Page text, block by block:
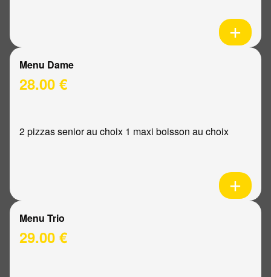
Menu Dame
28.00 €
2 pizzas senior au choix 1 maxi boisson au choix
Menu Trio
29.00 €